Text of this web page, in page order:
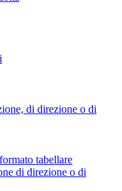
di direzione o di
tabellare
di direzione o di